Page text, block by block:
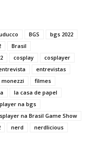
BGS
bgs 2022
Brasil
cosplay
cosplayer
entrevistas
filmes
la casa de papel
na bgs
na Brasil Game Show
nerd
nerdlicious